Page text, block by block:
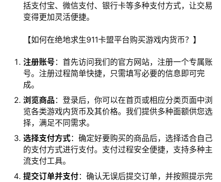
括支付宝、微信支付、银行卡等多种支付方式，让交易
变得更加灵活便捷。
【如何在绝地求生911卡盟平台购买游戏内货币？】
注册账号 ：首先访问我们的官方网站，注册一个专属账
号。注册过程简单快捷，只需填写必要的信息即可完
成。
浏览商品 ：登录后，你可以在首页或相应分类页面中浏
览各类游戏内货币及其价格。我们提供多种面额供您选
择，满足不同需求。
选择支付方式：确定好要购买的商品后，选择适合自己
的支付方式进行支付。支付过程安全便捷，支持多种主
流支付工具。
提交订单并支付：确认无误后提交订单，并按照提示完